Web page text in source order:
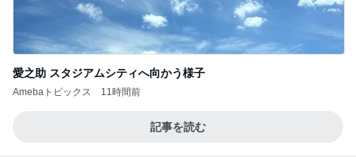
愛之助 スタジアムシティへ向かう様子
Amebaトピックス 11時間前
記事を読む